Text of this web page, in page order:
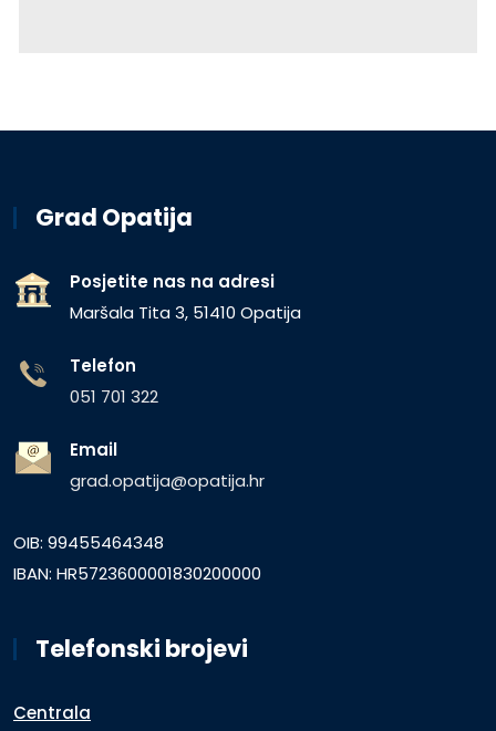
Grad Opatija
Posjetite nas na adresi
Maršala Tita 3, 51410 Opatija
Telefon
051 701 322
Email
grad.opatija@opatija.hr
OIB: 99455464348
IBAN: HR5723600001830200000
Telefonski brojevi
Centrala